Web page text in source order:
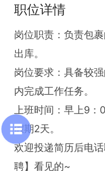
职位详情
岗位职责：负责包
出库。
岗位要求：具备较
内完成工作任务。
上班时间：早上9：
假期2天。
欢迎投递简历后电
聘】看见的~